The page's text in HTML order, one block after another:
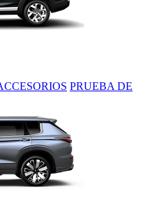
PRUEBA DE